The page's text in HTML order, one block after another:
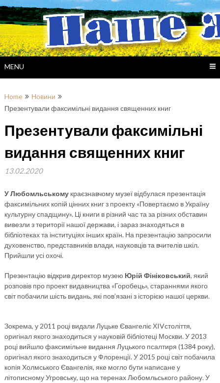
Skip
to
content
MENU
Home
Новини
Презентували факсимільні видання священних книг
Презентували факсимільні
видання священних книг
13.02.2020
У Любомльському краєзнавчому музеї відбулася презентація
факсимільних копій цінних книг з проекту «Повертаємо в Україну
культурну спадщину». Ці книги в різний час та за різних обставин
вивезли з території нашої держави, і зараз знаходяться в
бібліотеках та інституціях інших країн. На презентацію запросили
духовенство, представників влади, науковців та вчителів шкіл.
Прийшли усі охочі.
Презентацію відкрив директор музею Юрій Фініковський, який
розповів про проект видавництва «Горобець», стараннями якого
світ побачили шість видань, які пов’язані з історією нашої церкви.
Зокрема, у 2011 році видали Луцьке Євангеліє ХIVстоліття,
оригінал якого знаходиться у науковій бібліотеці Москви. У 2013
році вийшло факсимільне видання Луцького псалтиря (1384 року),
оригінал якого знаходиться у Флоренції. У 2015 році світ побачила
копія Холмського Євангелія, яке могло бути написане у
літописному Угровську, що на теренах Любомльського району. У